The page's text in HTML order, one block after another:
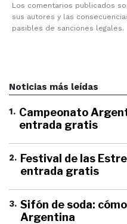
Los comentarios publicados
sus autores y las
pasibles de sanciones legales.
Noticias más leídas
1. Campeonato
entrada gratis
2. Festival de las
entrada gratis
3. Sifón de soda:
Argentina